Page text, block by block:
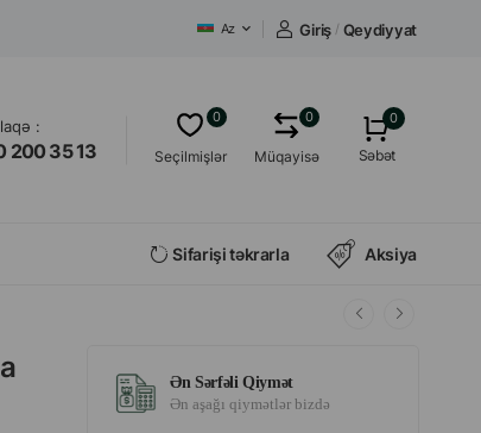
Az Giriş / Qeydiyyat
:
200 35 13 Seçilmişlər
0
Müqayisə
0 0
Səbət
Sifarişi təkrarla Aksiya
Ən Sərfəli Qiymət
Ən aşağı qiymətlər bizdə